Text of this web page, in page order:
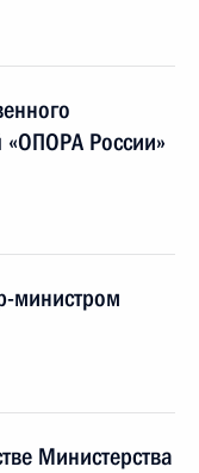
«ОПОРА России»
министром
Министерства